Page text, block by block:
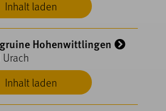
Inhalt laden
Inhalt laden
Hohenwittlingen
Urach